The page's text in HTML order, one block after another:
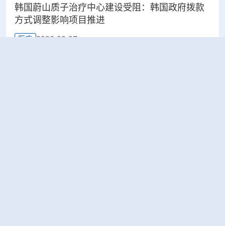
韩国蔚山质子治疗中心建设受阻：韩国政府拨款
方式调整影响项目推进
医疗 2026-08-07